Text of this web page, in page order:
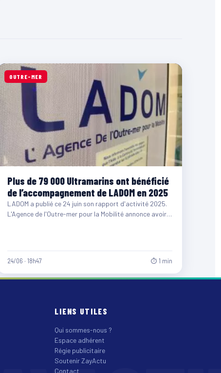
OUTRE-MER
Plus de 79 000 Ultramarins ont bénéficié
de l’accompagnement de LADOM en 2025
LADOM a publié ce 24 juin son rapport d'activité 2025.
L'Agence de l'Outre-mer pour la Mobilité annonce avoir…
24/06 · 18h47 ⏱ 1 min
LIENS UTILES
Qui sommes-nous ?
Espace adhérent
Régie publicitaire
Soutenir ZayActu
Contact